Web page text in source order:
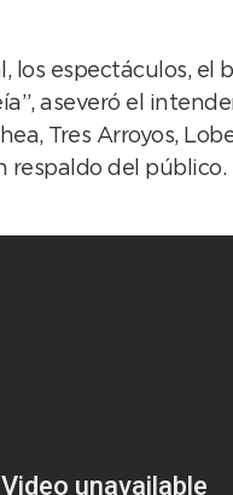
los espectáculos,
aseveró el
Tres Arroyos,
del público.